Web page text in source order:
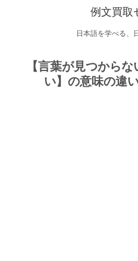
例文買取
日本語を学べる、
【言葉が見つから
い】の意味の違